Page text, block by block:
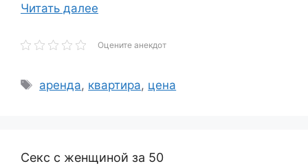
Читать далее
Оцените анекдот
Метки
аренда, квартира, цена
Секс с женщиной за 50